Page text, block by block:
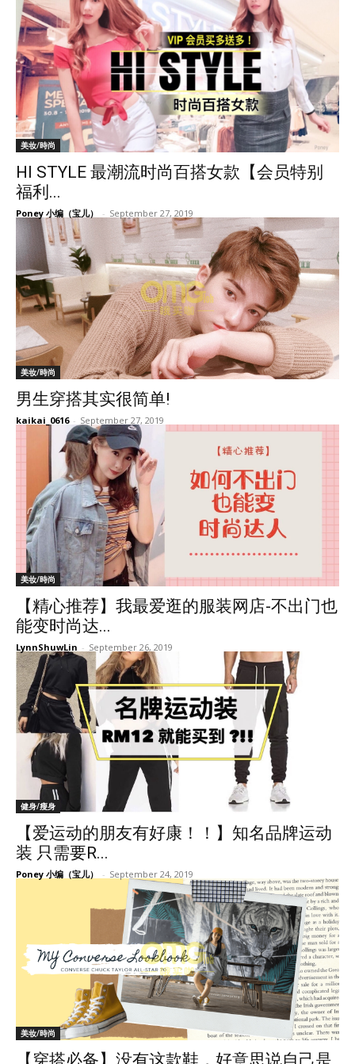
美妆/時尚
HI STYLE 最潮流时尚百搭女款【会员特别
福利...
Poney 小编（宝儿） - September 27, 2019
美妆/時尚
男生穿搭其实很简单!
kaikai_0616 - September 27, 2019
美妆/時尚
【精心推荐】我最爱逛的服装网店-不出门也
能变时尚达...
LynnShuwLin - September 26, 2019
健身/瘦身
【爱运动的朋友有好康！！】知名品牌运动
装 只需要R...
Poney 小编（宝儿） - September 24, 2019
美妆/時尚
【穿搭必备】没有这款鞋，好意思说自己是